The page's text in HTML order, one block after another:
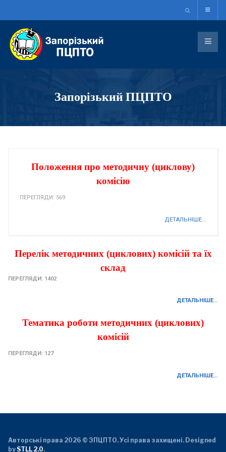
Запорізький ПЦПТО
Положення про методичну (циклову)
комісію
ПЕРЕГЛЯДИ: 569
ДЕТАЛЬНІШЕ...
Перелік методичних (циклових) комісій та їх
склад
ПЕРЕГЛЯДИ: 1402
ДЕТАЛЬНІШЕ...
Тематика роботи методичних (циклових)
комісій
ПЕРЕГЛЯДИ: 127
ДЕТАЛЬНІШЕ...
Авторські права 2026 © ЗПЦПТО. Усі права захищені. Designed
bySTLL 2.0.